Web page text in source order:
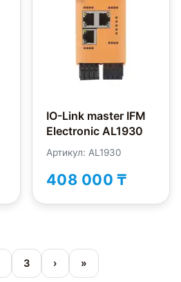
IO-Link master IFM
Electronic AL1930
Артикул: AL1930
408 000 ₸
3 › »